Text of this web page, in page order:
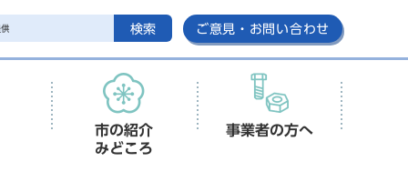
検索 ご意見・お問い合わせ
市の紹介
みどころ
事業者の方へ